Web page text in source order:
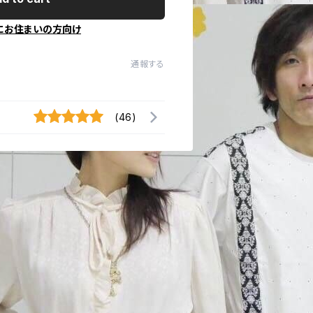
お住まいの方向け
通報する
(46)